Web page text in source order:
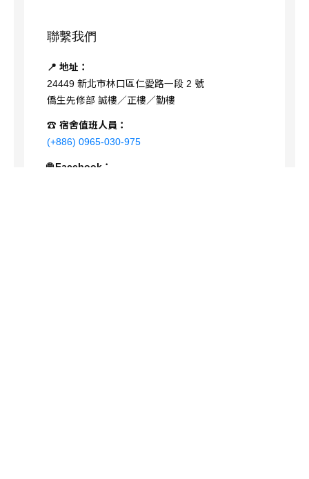
聯繫我們
📍 地址：
24449 新北市林口區仁愛路一段 2 號
僑生先修部 誠樓／正樓／勤樓
☎ 宿舍值班人員：
(+886) 0965-030-975
🌐 Facebook：